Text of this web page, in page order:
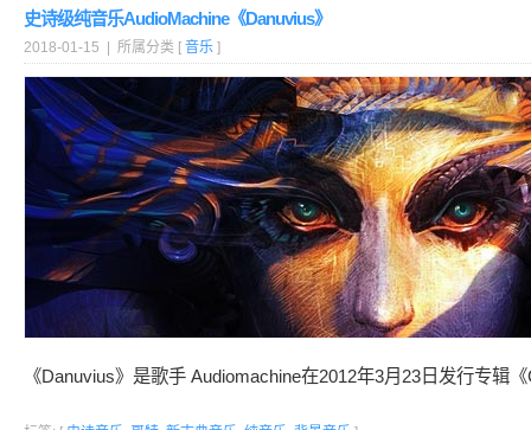
史诗级纯音乐AudioMachine《Danuvius》
2018-01-15 | 所属分类 [ 音乐 ]
《Danuvius》是歌手 Audiomachine在2012年3月23日发行专辑